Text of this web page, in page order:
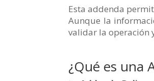
Esta addenda
Aunque la
validar la operación
¿Qué es una